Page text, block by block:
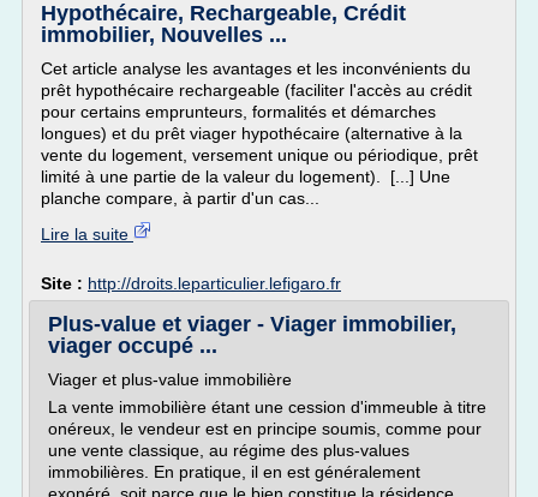
Hypothécaire, Rechargeable, Crédit
immobilier, Nouvelles ...
Cet article analyse les avantages et les inconvénients du
prêt hypothécaire rechargeable (faciliter l'accès au crédit
pour certains emprunteurs, formalités et démarches
longues) et du prêt viager hypothécaire (alternative à la
vente du logement, versement unique ou périodique, prêt
limité à une partie de la valeur du logement). [...] Une
planche compare, à partir d'un cas...
Lire la suite
Site : http://droits.leparticulier.lefigaro.fr
Plus-value et viager - Viager immobilier,
viager occupé ...
Viager et plus-value immobilière
La vente immobilière étant une cession d'immeuble à titre
onéreux, le vendeur est en principe soumis, comme pour
une vente classique, au régime des plus-values
immobilières. En pratique, il en est généralement